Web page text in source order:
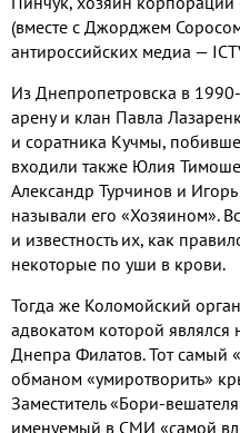
(вместе с Джорджем
антироссийских медиа —
Из Днепропетровска в 1990-
арену и клан Павла
и соратника Кучмы,
входили также Юлия
Александр Турчинов и
называли его «Хозяином».
и известность их, как
некоторые по уши в крови.
Тогда же Коломойский
адвокатом которой
Днепра Филатов.Тот самый
обманом «умиротворить»
Заместитель «Бори-
именуемый в СМИ «самой